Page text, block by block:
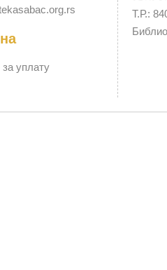
за уплату
Т.Р.: